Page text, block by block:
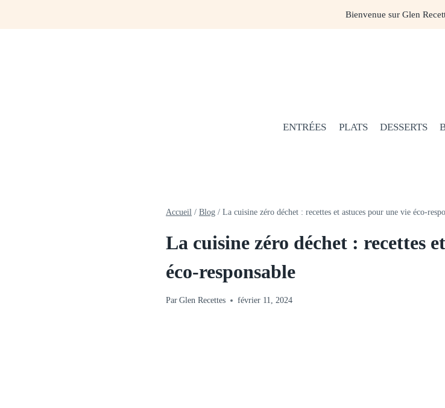
Bienvenue sur Glen
ENTRÉES PLATS DESSERTS
Accueil / Blog / La cuisine zéro déchet : recettes et astuces pour une vie éco-
La cuisine zéro déchet : recettes
éco-responsable
Par Glen Recettes février 11, 2024